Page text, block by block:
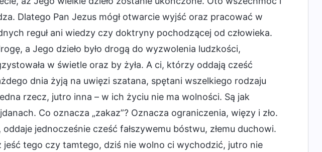
Dlatego Pan Jezus mógł otwarcie wyjść oraz pracować w
reguł ani wiedzy czy doktryny pochodzącej od człowieka.
a Jego dzieło było drogą do wyzwolenia ludzkości,
w świetle oraz by żyła. A ci, którzy oddają cześć
dnia żyją na uwięzi szatana, spętani wszelkiego rodzaju
rzecz, jutro inna – w ich życiu nie ma wolności. Są jak
Co oznacza „zakaz”? Oznacza ograniczenia, więzy i zło.
jednocześnie cześć fałszywemu bóstwu, złemu duchowi.
jeść tego czy tamtego, dziś nie wolno ci wychodzić, jutro nie